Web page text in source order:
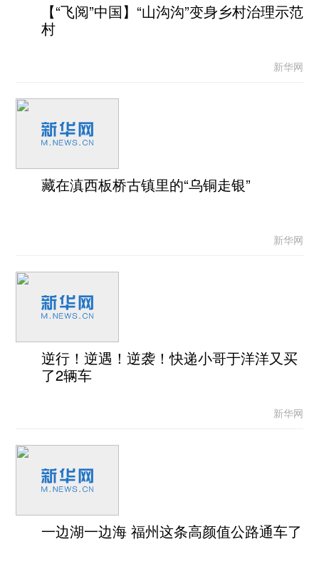
【“飞阅”中国】“山沟沟”变身乡村治理示范
村
新华网
藏在滇西板桥古镇里的“乌铜走银”
新华网
逆行！逆遇！逆袭！快递小哥于洋洋又买
了2辆车
新华网
一边湖一边海 福州这条高颜值公路通车了